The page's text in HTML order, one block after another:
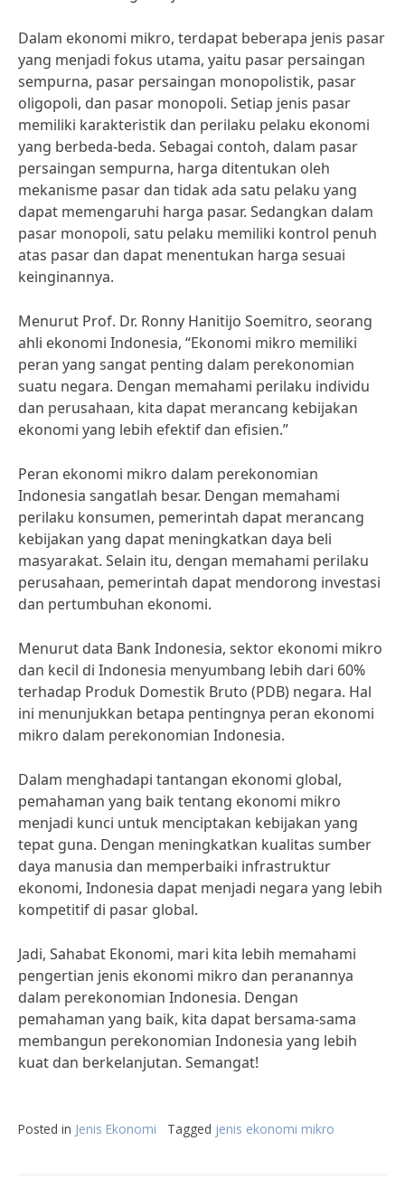
Dalam ekonomi mikro, terdapat beberapa jenis pasar
yang menjadi fokus utama, yaitu pasar persaingan
sempurna, pasar persaingan monopolistik, pasar
oligopoli, dan pasar monopoli. Setiap jenis pasar
memiliki karakteristik dan perilaku pelaku ekonomi
yang berbeda-beda. Sebagai contoh, dalam pasar
persaingan sempurna, harga ditentukan oleh
mekanisme pasar dan tidak ada satu pelaku yang
dapat memengaruhi harga pasar. Sedangkan dalam
pasar monopoli, satu pelaku memiliki kontrol penuh
atas pasar dan dapat menentukan harga sesuai
keinginannya.
Menurut Prof. Dr. Ronny Hanitijo Soemitro, seorang
ahli ekonomi Indonesia, “Ekonomi mikro memiliki
peran yang sangat penting dalam perekonomian
suatu negara. Dengan memahami perilaku individu
dan perusahaan, kita dapat merancang kebijakan
ekonomi yang lebih efektif dan efisien.”
Peran ekonomi mikro dalam perekonomian
Indonesia sangatlah besar. Dengan memahami
perilaku konsumen, pemerintah dapat merancang
kebijakan yang dapat meningkatkan daya beli
masyarakat. Selain itu, dengan memahami perilaku
perusahaan, pemerintah dapat mendorong investasi
dan pertumbuhan ekonomi.
Menurut data Bank Indonesia, sektor ekonomi mikro
dan kecil di Indonesia menyumbang lebih dari 60%
terhadap Produk Domestik Bruto (PDB) negara. Hal
ini menunjukkan betapa pentingnya peran ekonomi
mikro dalam perekonomian Indonesia.
Dalam menghadapi tantangan ekonomi global,
pemahaman yang baik tentang ekonomi mikro
menjadi kunci untuk menciptakan kebijakan yang
tepat guna. Dengan meningkatkan kualitas sumber
daya manusia dan memperbaiki infrastruktur
ekonomi, Indonesia dapat menjadi negara yang lebih
kompetitif di pasar global.
Jadi, Sahabat Ekonomi, mari kita lebih memahami
pengertian jenis ekonomi mikro dan peranannya
dalam perekonomian Indonesia. Dengan
pemahaman yang baik, kita dapat bersama-sama
membangun perekonomian Indonesia yang lebih
kuat dan berkelanjutan. Semangat!
Posted in Jenis Ekonomi Tagged jenis ekonomi mikro